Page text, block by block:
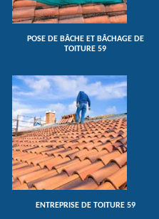
POSE DE BÂCHE ET BÂCHAGE DE
TOITURE 59
ENTREPRISE DE TOITURE 59